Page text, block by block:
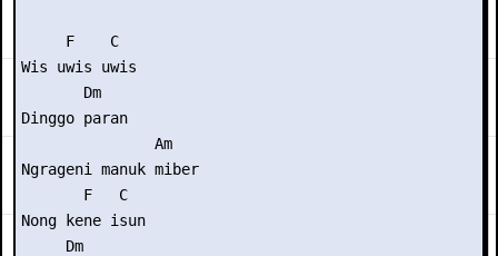
     F    C
Wis uwis uwis
       Dm
Dinggo paran
               Am
Ngrageni manuk miber
       F   C
Nong kene isun
     Dm